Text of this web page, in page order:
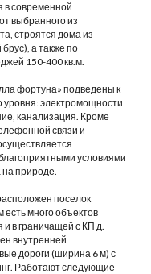
в современной
выбранного из
строятся дома из
а также по
150-400 кв.м.
фортуна» подведены к
уровня: электромощности
канализация. Кроме
связи и
условиями
природе.
поселок
есть много объектов
в граничащей с КП д.
внутренней
дороги (ширина 6 м) с
Работают следующие